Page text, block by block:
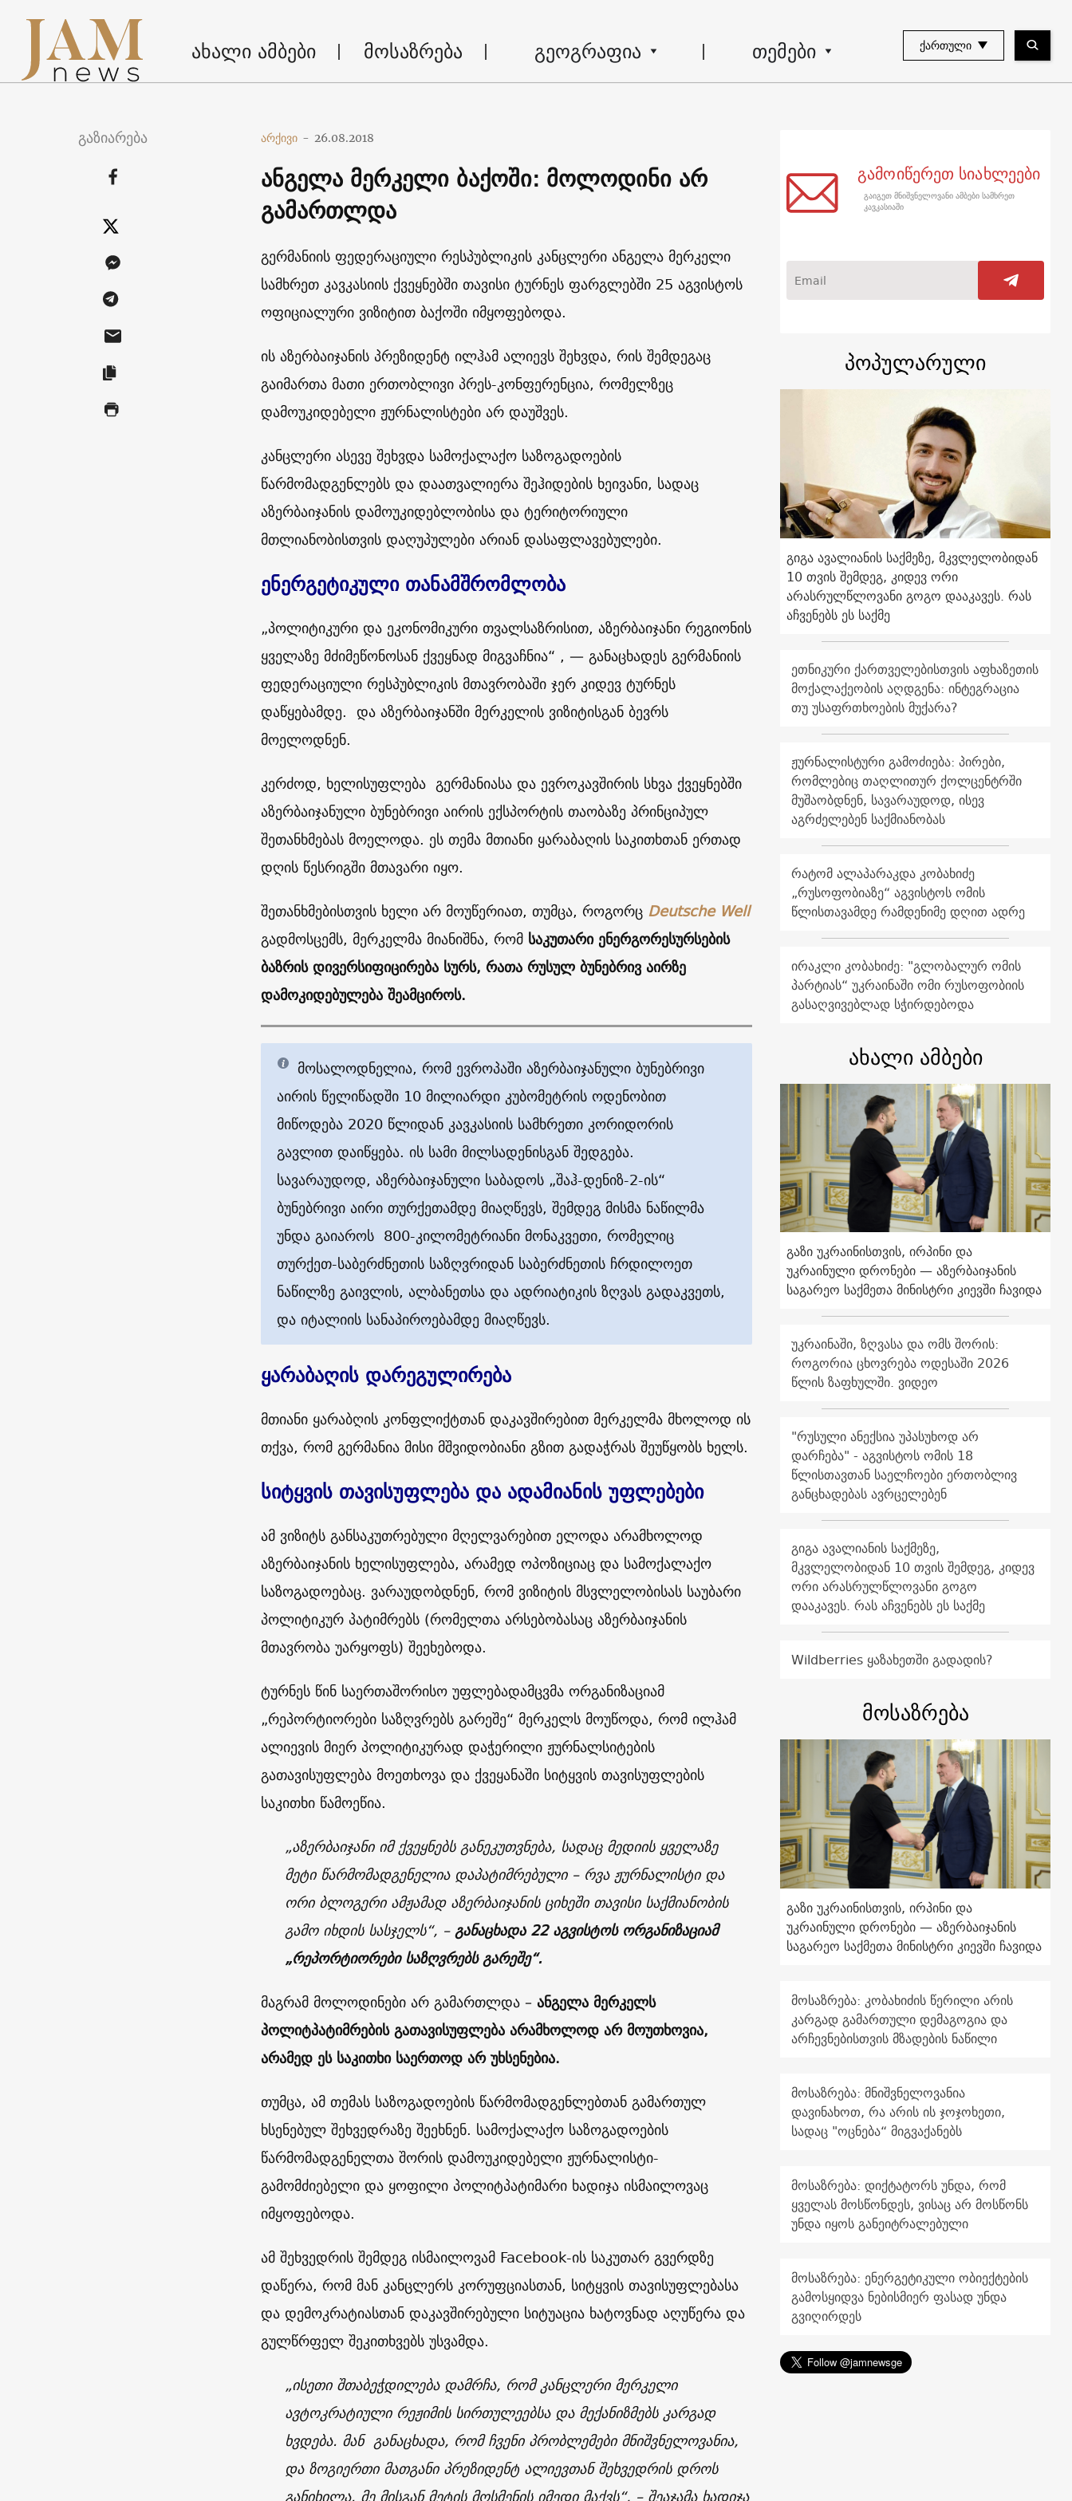
ახალი ამბები მოსაზრება გეოგრაფია თემები ᲥᲐᲠᲗᲣᲚᲘ
გაზიარება არქივი - 26.08.2018
ანგელა მერკელი ბაქოში: მოლოდინი არ
გამართლდა
გერმანიის ფედერაციული რესპუბლიკის კანცლერი ანგელა მერკელი
სამხრეთ კავკასიის ქვეყნებში თავისი ტურნეს ფარგლებში 25 აგვისტოს
ოფიციალური ვიზიტით ბაქოში იმყოფებოდა.
ის აზერბაიჯანის პრეზიდენტ ილჰამ ალიევს შეხვდა, რის შემდეგაც
გაიმართა მათი ერთობლივი პრეს-კონფერენცია, რომელზეც
დამოუკიდებელი ჟურნალისტები არ დაუშვეს.
კანცლერი ასევე შეხვდა სამოქალაქო საზოგადოების
წარმომადგენლებს და დაათვალიერა შეჰიდების ხეივანი, სადაც
აზერბაიჯანის დამოუკიდებლობისა და ტერიტორიული
მთლიანობისთვის დაღუპულები არიან დასაფლავებულები.
ენერგეტიკული თანამშრომლობა
„პოლიტიკური და ეკონომიკური თვალსაზრისით, აზერბაიჯანი რეგიონის
ყველაზე მძიმეწონოსან ქვეყნად მიგვაჩნია“ , — განაცხადეს გერმანიის
ფედერაციული რესპუბლიკის მთავრობაში ჯერ კიდევ ტურნეს
დაწყებამდე. და აზერბაიჯანში მერკელის ვიზიტისგან ბევრს
მოელოდნენ.
კერძოდ, ხელისუფლება გერმანიასა და ევროკავშირის სხვა ქვეყნებში
აზერბაიჯანული ბუნებრივი აირის ექსპორტის თაობაზე პრინციპულ
შეთანხმებას მოელოდა. ეს თემა მთიანი ყარაბაღის საკითხთან ერთად
დღის წესრიგში მთავარი იყო.
შეთანხმებისთვის ხელი არ მოუწერიათ, თუმცა, როგორც Deutsche Well
გადმოსცემს, მერკელმა მიანიშნა, რომ საკუთარი ენერგორესურსების
ბაზრის დივერსიფიცირება სურს, რათა რუსულ ბუნებრივ აირზე
დამოკიდებულება შეამციროს.
მოსალოდნელია, რომ ევროპაში აზერბაიჯანული ბუნებრივი
აირის წელიწადში 10 მილიარდი კუბომეტრის ოდენობით
მიწოდება 2020 წლიდან კავკასიის სამხრეთი კორიდორის
გავლით დაიწყება. ის სამი მილსადენისგან შედგება.
სავარაუდოდ, აზერბაიჯანული საბადოს „შაჰ-დენიზ-2-ის“
ბუნებრივი აირი თურქეთამდე მიაღწევს, შემდეგ მისმა ნაწილმა
უნდა გაიაროს 800-კილომეტრიანი მონაკვეთი, რომელიც
თურქეთ-საბერძნეთის საზღვრიდან საბერძნეთის ჩრდილოეთ
ნაწილზე გაივლის, ალბანეთსა და ადრიატიკის ზღვას გადაკვეთს,
და იტალიის სანაპიროებამდე მიაღწევს.
ყარაბაღის დარეგულირება
მთიანი ყარაბღის კონფლიქტთან დაკავშირებით მერკელმა მხოლოდ ის
თქვა, რომ გერმანია მისი მშვიდობიანი გზით გადაჭრას შეუწყობს ხელს.
სიტყვის თავისუფლება და ადამიანის უფლებები
ამ ვიზიტს განსაკუთრებული მღელვარებით ელოდა არამხოლოდ
აზერბაიჯანის ხელისუფლება, არამედ ოპოზიციაც და სამოქალაქო
საზოგადოებაც. ვარაუდობდნენ, რომ ვიზიტის მსვლელობისას საუბარი
პოლიტიკურ პატიმრებს (რომელთა არსებობასაც აზერბაიჯანის
მთავრობა უარყოფს) შეეხებოდა.
ტურნეს წინ საერთაშორისო უფლებადამცვმა ორგანიზაციამ
„რეპორტიორები საზღვრებს გარეშე“ მერკელს მოუწოდა, რომ ილჰამ
ალიევის მიერ პოლიტიკურად დაჭერილი ჟურნალსიტების
გათავისუფლება მოეთხოვა და ქვეყანაში სიტყვის თავისუფლების
საკითხი წამოეწია.
„აზერბაიჯანი იმ ქვეყნებს განეკუთვნება, სადაც მედიის ყველაზე
მეტი წარმომადგენელია დაპატიმრებული – რვა ჟურნალისტი და
ორი ბლოგერი ამჟამად აზერბაიჯანის ციხეში თავისი საქმიანობის
გამო იხდის სასჯელს“, –განაცხადა 22 აგვისტოს ორგანიზაციამ
„რეპორტიორები საზღვრებს გარეშე“.
მაგრამ მოლოდინები არ გამართლდა – ანგელა მერკელს
პოლიტპატიმრების გათავისუფლება არამხოლოდ არ მოუთხოვია,
არამედ ეს საკითხი საერთოდ არ უხსენებია.
თუმცა, ამ თემას საზოგადოების წარმომადგენლებთან გამართულ
ხსენებულ შეხვედრაზე შეეხნენ. სამოქალაქო საზოგადოების
წარმომადგენელთა შორის დამოუკიდებელი ჟურნალისტი-
გამომძიებელი და ყოფილი პოლიტპატიმარი ხადიჯა ისმაილოვაც
იმყოფებოდა.
ამ შეხვედრის შემდეგ ისმაილოვამ Facebook-ის საკუთარ გვერდზე
დაწერა, რომ მან კანცლერს კორუფციასთან, სიტყვის თავისუფლებასა
და დემოკრატიასთან დაკავშირებული სიტუაცია ხატოვნად აღუწერა და
გულწრფელ შეკითხვებს უსვამდა.
„ისეთი შთაბეჭდილება დამრჩა, რომ კანცლერი მერკელი
ავტოკრატიული რეჟიმის სირთულეებსა და მექანიზმებს კარგად
ხვდება. მან განაცხადა, რომ ჩვენი პრობლემები მნიშვნელოვანია,
და ზოგიერთი მათგანი პრეზიდენტ ალიევთან შეხვედრის დროს
გამოიწერეთ სიახლეები
გაიგეთ მნიშვნელოვანი ამბები სამხრეთ
კავკასიაში
პოპულარული
გიგა ავალიანის საქმეზე, მკვლელობიდან
10 თვის შემდეგ, კიდევ ორი
არასრულწლოვანი გოგო დააკავეს. რას
აჩვენებს ეს საქმე
ეთნიკური ქართველებისთვის აფხაზეთის
მოქალაქეობის აღდგენა: ინტეგრაცია
თუ უსაფრთხოების მუქარა?
ჟურნალისტური გამოძიება: პირები,
რომლებიც თაღლითურ ქოლცენტრში
მუშაობდნენ, სავარაუდოდ, ისევ
აგრძელებენ საქმიანობას
რატომ ალაპარაკდა კობახიძე
„რუსოფობიაზე“ აგვისტოს ომის
წლისთავამდე რამდენიმე დღით ადრე
ირაკლი კობახიძე: "გლობალურ ომის
პარტიას“ უკრაინაში ომი რუსოფობიის
გასაღვივებლად სჭირდებოდა
ახალი ამბები
გაზი უკრაინისთვის, ირპინი და
უკრაინული დრონები — აზერბაიჯანის
საგარეო საქმეთა მინისტრი კიევში ჩავიდა
უკრაინაში, ზღვასა და ომს შორის:
როგორია ცხოვრება ოდესაში 2026
წლის ზაფხულში. ვიდეო
"რუსული ანექსია უპასუხოდ არ
დარჩება" - აგვისტოს ომის 18
წლისთავთან საელჩოები ერთობლივ
განცხადებას ავრცელებენ
გიგა ავალიანის საქმეზე,
მკვლელობიდან 10 თვის შემდეგ, კიდევ
ორი არასრულწლოვანი გოგო
დააკავეს. რას აჩვენებს ეს საქმე
Wildberries ყაზახეთში გადადის?
მოსაზრება
გაზი უკრაინისთვის, ირპინი და
უკრაინული დრონები — აზერბაიჯანის
საგარეო საქმეთა მინისტრი კიევში ჩავიდა
მოსაზრება: კობახიძის წერილი არის
კარგად გამართული დემაგოგია და
არჩევნებისთვის მზადების ნაწილი
მოსაზრება: მნიშვნელოვანია
დავინახოთ, რა არის ის ჯოჯოხეთი,
სადაც "ოცნება“ მიგვაქანებს
მოსაზრება: დიქტატორს უნდა, რომ
ყველას მოსწონდეს, ვისაც არ მოსწონს
უნდა იყოს განეიტრალებული
მოსაზრება: ენერგეტიკული ობიექტების
გამოსყიდვა ნებისმიერ ფასად უნდა
გვიღირდეს